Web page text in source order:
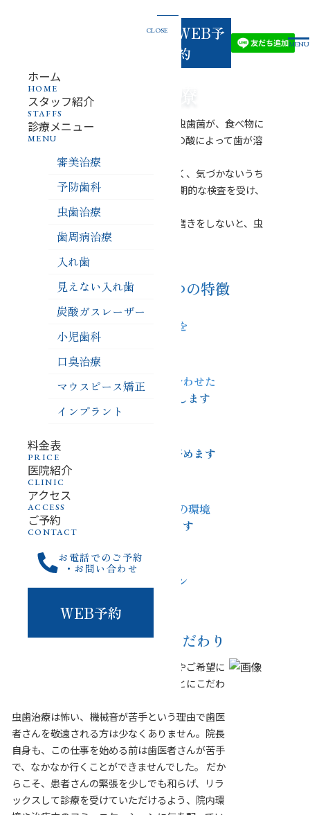
WEB予
約
MENU
ホーム
HOME
スタッフ紹介
STAFFS
診療メニュー
MENU
審美治療
予防歯科
虫歯治療
歯周病治療
入れ歯
見えない入れ歯
炭酸ガスレーザー
小児歯科
口臭治療
マウスピース矯正
インプラント
料金表
PRICE
医院紹介
CLINIC
アクセス
ACCESS
ご予約
CONTACT
お電話でのご予約
・お問い合わせ
WEB予約
CLOSE
虫歯は、歯垢（プラーク）の中にいる虫歯菌が、食べ物に
含まれる糖分を分解して酸を作り、その酸によって歯が溶
かされてしまう病気です。
初期の虫歯は自覚症状がないことが多く、気づかないうち
に進行してしまうこともあります。 定期的な検査を受け、
自分の歯の状態を知ることが大切です。
また、歯並びや歯肉の状態に合った歯磨きをしないと、虫
歯のリスクが高まります。
当院の虫歯治療の5つの特徴
痛みの少ない治療を
心がけています
患者さんの歯の状態に合わせた
最適な治療法をご提案します
早期発見・早期治療に努めます
虫歯になりにくいお口の環境
作りをサポートします
丁寧な説明と
コミュニケーション
当院の虫歯治療のこだわり
当院では、患者さん一人ひとりの症状やご希望に
合わせた最適な虫歯治療を提供することにこだわ
虫歯治療は怖い、機械音が苦手という理由で歯医
者さんを敬遠される方は少なくありません。院長
自身も、この仕事を始める前は歯医者さんが苦手
で、なかなか行くことができませんでした。 だか
らこそ、患者さんの緊張を少しでも和らげ、リラ
ックスして診療を受けていただけるよう、院内環